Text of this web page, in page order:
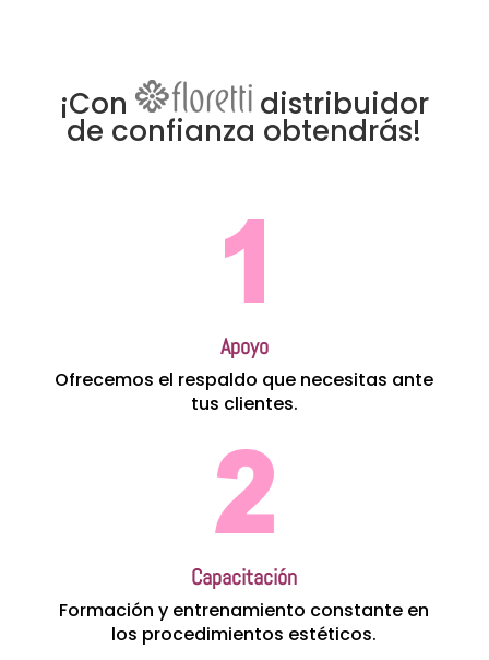
¡Con distribuidor
de confianza obtendrás!
Apoyo
Ofrecemos el respaldo que necesitas ante
tus clientes.
Capacitación
Formación y entrenamiento constante en
los procedimientos estéticos.